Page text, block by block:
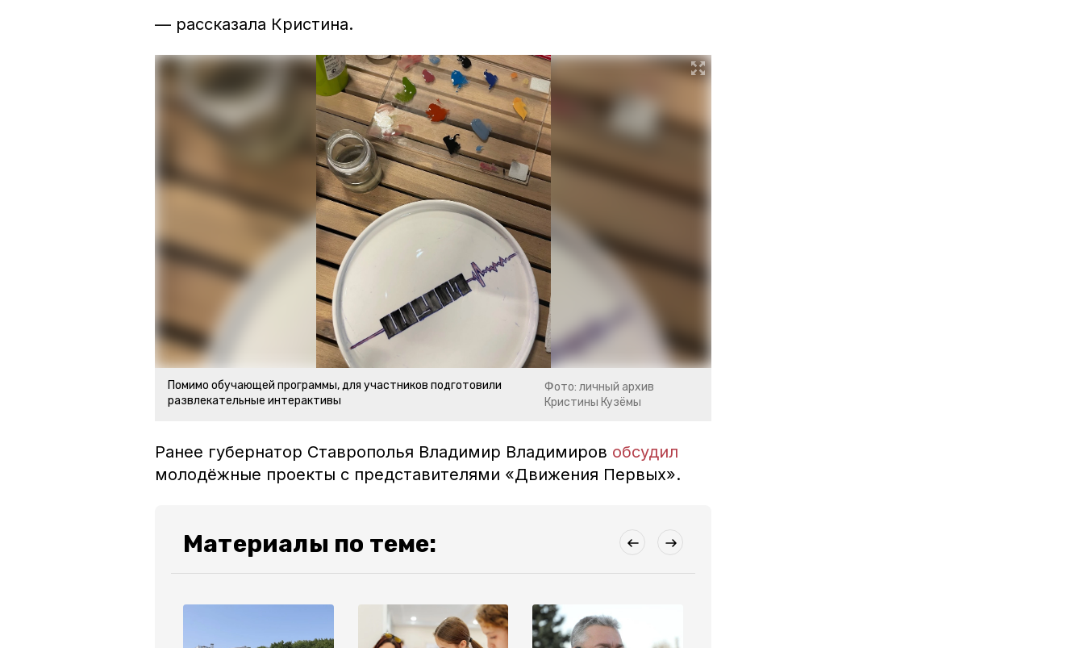
— рассказала Кристина.
Помимо обучающей программы, для участников подготовили
развлекательные интерактивы
Фото: личный архив
Кристины Кузёмы
Ранее губернатор Ставрополья Владимир Владимиров обсудил
молодёжные проекты с представителями «Движения Первых».
Материалы по теме: